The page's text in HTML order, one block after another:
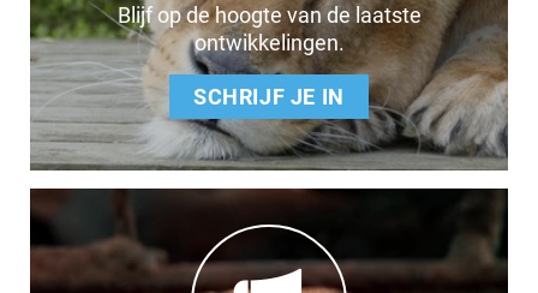
Blijf op de hoogte van de laatste
ontwikkelingen.
SCHRIJF JE IN